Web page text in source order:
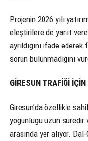
Projenin 2026 yılı
eleştirilere de yanıt
ayrıldığını ifade
sorun bulunmadığını
GİRESUN TRAFİĞİ
Giresun’da özellikle
yoğunluğu uzun süredir
arasında yer alıyor.